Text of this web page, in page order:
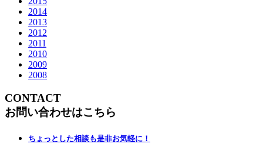
2014
2013
2012
2011
2010
2009
2008
CONTACT
お問い合わせはこちら
ちょっとした相談も是非お気軽に！